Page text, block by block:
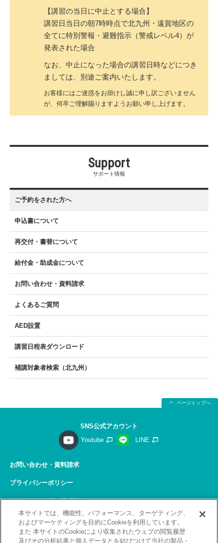
【講習の当日に中止とする場合】
講習日当日の朝7時時点で北九州・遠賀地区の
全てに特別警報・避難指示（警戒レベル4）が
発表された場合
なお、中止になった場合の講習日時などにつき
ましては、別途ご案内いたします。
お客様にはご迷惑をお掛けし誠に申し訳ございません
が、何卒ご理解賜りますようお願い申し上げます。
Support
サポート情報
ご予約をされた方へ
申込書について
再交付・書替について
給付金・助成金について
お問い合わせ・資料請求
よくあるご質問
AED設置
講習日程表ダウンロード
補講対象者検索（北九州）
ページトップへ
SNS公式アカウント
Youtube
LINE
お問い合わせ・資料請求
プライバシーポリシー
ソーシャルメディアポリシー
サイトの利用について
サイトマップ
本サイトでは、機能性、パフォーマンス、ターゲティング、
およびマーケティングを目的にCookieを利用しています。
また 本サイトのCookieにより収集されたウェブの閲覧履歴
及びその分析結果と個人データとを結びつけて当社の製品・